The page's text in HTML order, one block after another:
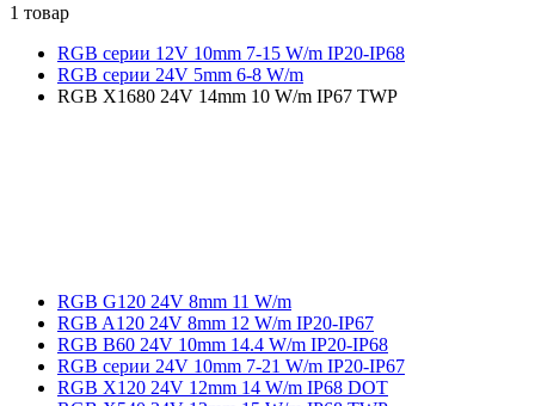
1 товар
RGB серии 12V 10mm 7-15 W/m IP20-IP68
RGB серии 24V 5mm 6-8 W/m
RGB X1680 24V 14mm 10 W/m IP67 TWP
RGB G120 24V 8mm 11 W/m
RGB A120 24V 8mm 12 W/m IP20-IP67
RGB B60 24V 10mm 14.4 W/m IP20-IP68
RGB серии 24V 10mm 7-21 W/m IP20-IP67
RGB X120 24V 12mm 14 W/m IP68 DOT